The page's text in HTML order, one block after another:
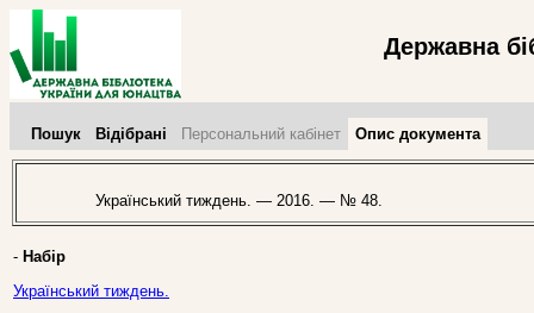
Державна
Пошук Відібрані Персональний кабінет Опис документа
Український тиждень. — 2016. — № 48.
- Набір
Український тиждень.